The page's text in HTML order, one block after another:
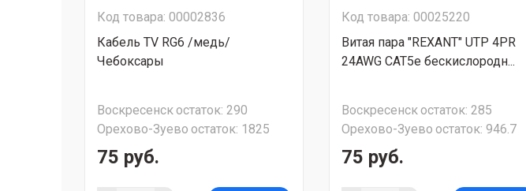
Код товара: 00002836
Кабель TV RG6 /медь/
Чебоксары
Воскресенскостаток: 290
Орехово-Зуево остаток: 1825
75 руб.
Код товара: 00025220
Витая пара "REXANT" UTP 4PR
24AWG CAT5e бескислородн...
Воскресенскостаток: 285
Орехово-Зуево остаток: 946.7
75 руб.